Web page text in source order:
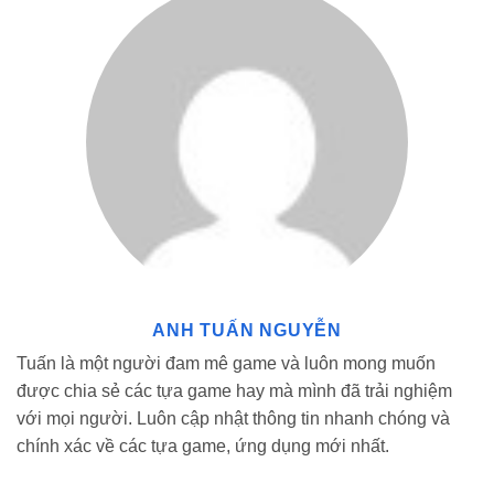
Phiên bản Angry Birds 2 Hack sẽ có những gì?
Thay vì phải tốn thời gian và công sức mở khóa từng nhân vật
một, phiên bản Angry Birds 2 Hack này sẽ cho bạn sử dụng ngay
tất cả các chú chim cũng như vật phẩm đặc biệt ngay từ lúc bắt
đầu. Điều này sẽ giúp quá trình chơi game diễn ra mượt mà và
thú vị hơn, giúp bạn linh hoạt lựa chọn chiến thuật cho riêng
ANH TUẤN NGUYỄN
Tuấn là một người đam mê game và luôn mong muốn
được chia sẻ các tựa game hay mà mình đã trải nghiệm
với mọi người. Luôn cập nhật thông tin nhanh chóng và
chính xác về các tựa game, ứng dụng mới nhất.